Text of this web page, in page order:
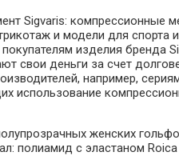
Sigvaris: компрессионные
и модели для спорта
изделия бренда
свои деньги за счет
например,
использование
женских
полиамид с эластаном